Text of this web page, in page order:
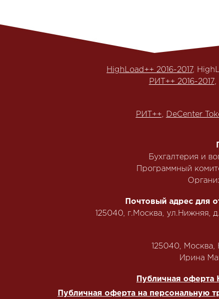
HighLoad++ 2016-2017,
РИТ++ 2016-2017,
РИТ++, DeCenter
Бухгалтерия и
Программный
Почтовый адрес для
125040, г.Москва, ул.Нижняя,
125040,
‭Ирина
Публичная оферта
Публичная оферта на персональную